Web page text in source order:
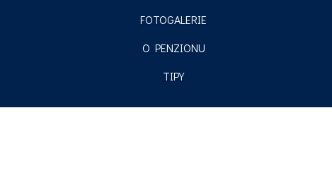
FOTOGALERIE
O PENZIONU
TIPY